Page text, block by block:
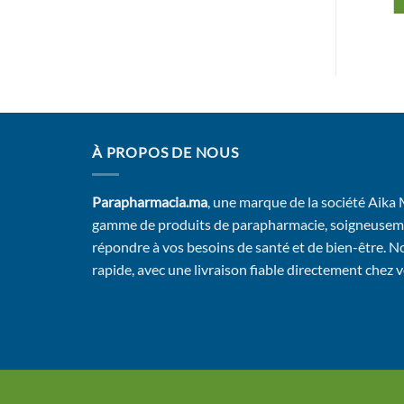
À PROPOS DE NOUS
Parapharmacia.ma , une marque de la société
gamme de produits de parapharmacie,
répondre à vos besoins de santé et de bien-être.
rapide, avec une livraison fiable directement chez